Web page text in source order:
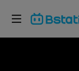
Pilih